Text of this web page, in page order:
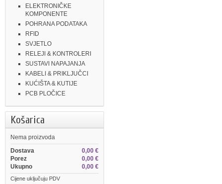
ELEKTRONIČKE
KOMPONENTE
POHRANA PODATAKA
RFID
SVJETLO
RELEJI & KONTROLERI
SUSTAVI NAPAJANJA
KABELI & PRIKLJUČCI
KUĆIŠTA & KUTIJE
PCB PLOČICE
Košarica
Nema proizvoda
0,00 €
Dostava
0,00 €
Porez
0,00 €
Ukupno
Cijene uključuju PDV